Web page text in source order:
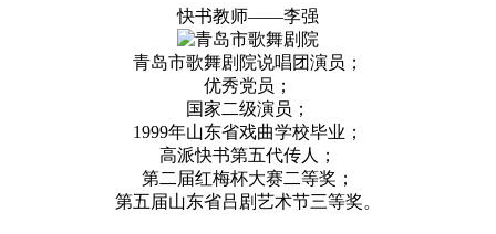
快书教师——李强
青岛市歌舞剧院说唱团演员；
优秀党员；
国家二级演员；
1999年山东省戏曲学校毕业；
高派快书第五代传人；
第二届红梅杯大赛二等奖；
第五届山东省吕剧艺术节三等奖。